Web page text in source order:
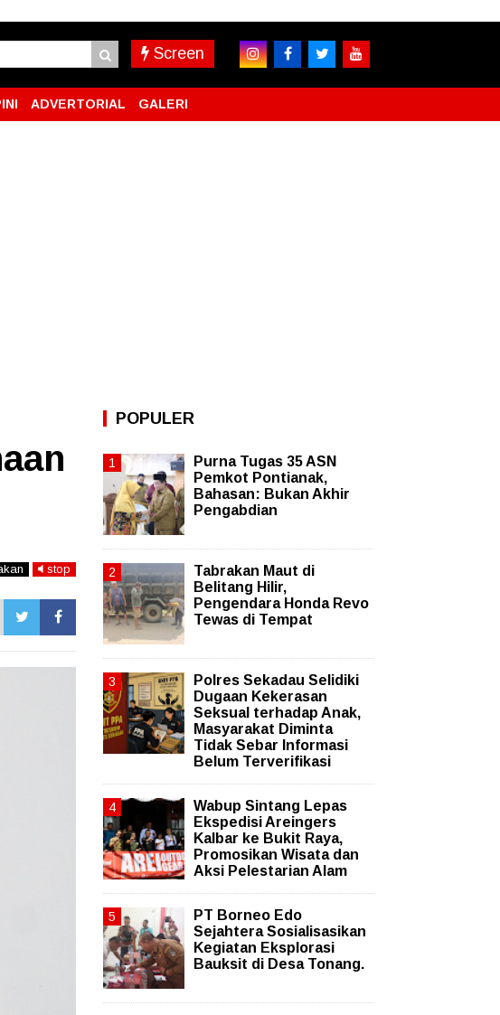
Screen
ADVERTORIAL GALERI
stop
POPULER
Purna Tugas 35 ASN
Pemkot Pontianak,
Bahasan: Bukan Akhir
Pengabdian
Tabrakan Maut di
Belitang Hilir,
Pengendara Honda Revo
Tewas di Tempat
Polres Sekadau Selidiki
Dugaan Kekerasan
Seksual terhadap Anak,
Masyarakat Diminta
Tidak Sebar Informasi
Belum Terverifikasi
Wabup Sintang Lepas
Ekspedisi Areingers
Kalbar ke Bukit Raya,
Promosikan Wisata dan
Aksi Pelestarian Alam
PT Borneo Edo
Sejahtera Sosialisasikan
Kegiatan Eksplorasi
Bauksit di Desa Tonang.